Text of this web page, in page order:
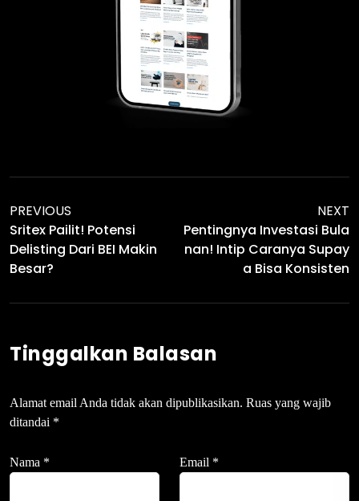
PREVIOUS
Sritex Pailit! Potensi
Delisting Dari BEI Makin
Besar?
NEXT
Pentingnya Investasi Bula
Nan! Intip Caranya Supay
A Bisa Konsisten
Tinggalkan Balasan
Alamat email Anda tidak akan dipublikasikan. Ruas yang wajib
ditandai *
Nama * Email *